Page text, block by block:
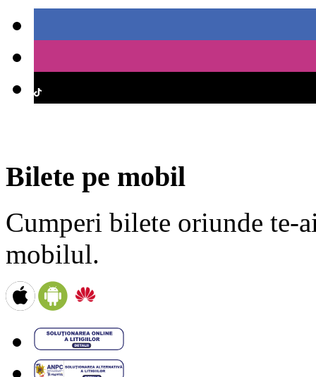
Bilete pe mobil
Cumperi bilete oriunde te-
mobilul.